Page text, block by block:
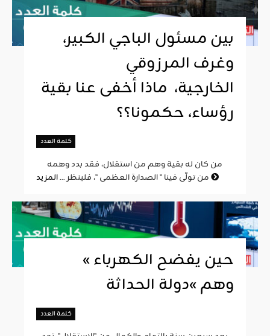
بين مسئول الباجي الكبير،
وغرف المرزوقي
الخارجية، ماذا أخفى عنا بقية
رؤساء، حكمونا؟؟
كلمة العدد
من تولّى فينا " الصدارة العظمى "، فلينظر ...
« حين يفضح الكهرباء
وهم »دولة الحداثة
كلمة العدد